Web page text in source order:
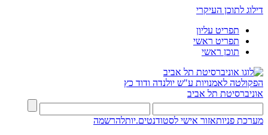
דילוג לתוכן העיקרי
תפריט עליון
תפריט ראשי
תוכן ראשי
הפקולטה לאמנויות ע"ש יולנדה ודוד כץ
אוניברסיטת תל אביב
מערכת פניותאזור אישי לסטודנטים.יותלהרשמה